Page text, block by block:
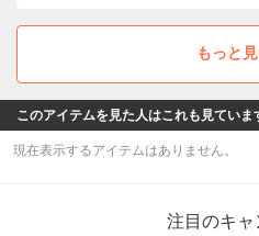
ペットボトルや折
できます。バッ
もっと
このアイテムを見た人はこれも見ていま
現在表示するアイテムはありません。
注目のキャ